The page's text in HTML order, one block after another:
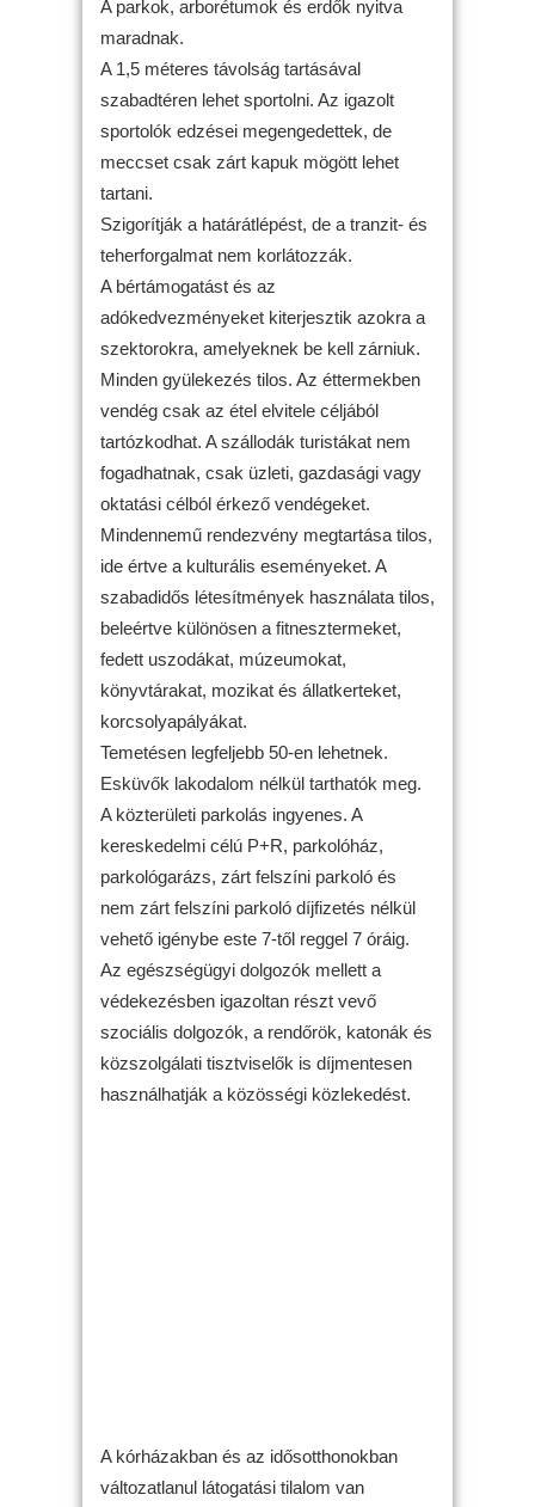
A parkok, arborétumok és erdők nyitva
maradnak.
A 1,5 méteres távolság tartásával
szabadtéren lehet sportolni. Az igazolt
sportolók edzései megengedettek, de
meccset csak zárt kapuk mögött lehet
tartani.
Szigorítják a határátlépést, de a tranzit- és
teherforgalmat nem korlátozzák.
A bértámogatást és az
adókedvezményeket kiterjesztik azokra a
szektorokra, amelyeknek be kell zárniuk.
Minden gyülekezés tilos. Az éttermekben
vendég csak az étel elvitele céljából
tartózkodhat. A szállodák turistákat nem
fogadhatnak, csak üzleti, gazdasági vagy
oktatási célból érkező vendégeket.
Mindennemű rendezvény megtartása tilos,
ide értve a kulturális eseményeket. A
szabadidős létesítmények használata tilos,
beleértve különösen a fitnesztermeket,
fedett uszodákat, múzeumokat,
könyvtárakat, mozikat és állatkerteket,
korcsolyapályákat.
Temetésen legfeljebb 50-en lehetnek.
Esküvők lakodalom nélkül tarthatók meg.
A közterületi parkolás ingyenes. A
kereskedelmi célú P+R, parkolóház,
parkológarázs, zárt felszíni parkoló és
nem zárt felszíni parkoló díjfizetés nélkül
vehető igénybe este 7-től reggel 7 óráig.
Az egészségügyi dolgozók mellett a
védekezésben igazoltan részt vevő
szociális dolgozók, a rendőrök, katonák és
közszolgálati tisztviselők is díjmentesen
használhatják a közösségi közlekedést.
A kórházakban és az idősotthonokban
változatlanul látogatási tilalom van